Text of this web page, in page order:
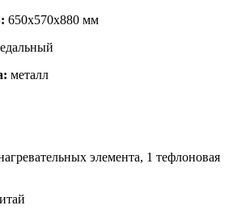
650х570х880 мм
металл
элемента, 1 тефлоновая